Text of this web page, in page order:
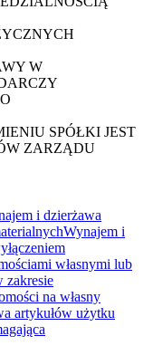
W
SPÓŁKI JEST
ZARZĄDU
i dzierżawa
Wynajem i
własnymi lub
zakresie
na własny
artykułów użytku